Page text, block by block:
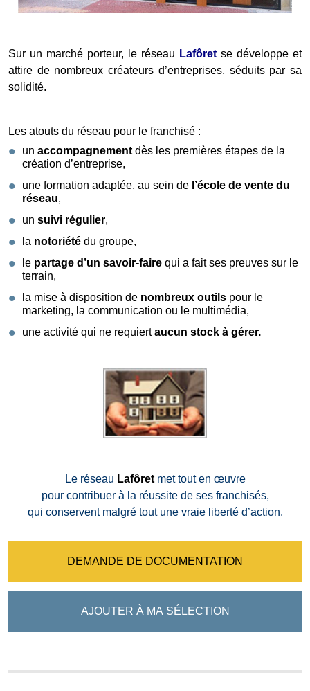
Sur un marché porteur, le réseau Lafôret se développe et
attire de nombreux créateurs d’entreprises, séduits par sa
solidité.
Les atouts du réseau pour le franchisé :
un accompagnement dès les premières étapes de la
création d’entreprise,
une formation adaptée, au sein de l’école de vente du
réseau,
un suivi régulier,
la notoriété du groupe,
le partage d’un savoir-faire qui a fait ses preuves sur le
terrain,
la mise à disposition de nombreux outils pour le
marketing, la communication ou le multimédia,
une activité qui ne requiertaucun stock à gérer.
Le réseau Lafôretmet tout en œuvre
pour contribuer à la réussite de ses franchisés,
qui conservent malgré tout une vraie liberté d’action.
DEMANDE DE DOCUMENTATION
AJOUTER À MA SÉLECTION